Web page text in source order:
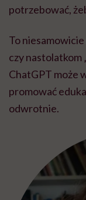
potrzebować,
To
czy nastolatkom
ChatGPT może
promować
odwrotnie.